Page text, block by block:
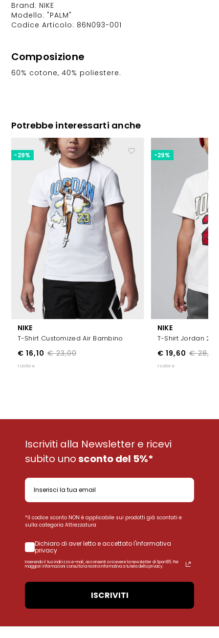
Brand: NIKE
Modello: "PALM"
Codice Articolo: 86N093-001
Composizione
60% cotone, 40% poliestere.
Potrebbe interessarti anche
NIKE
T-Shirt Customized Air Bambino
€ 23,00
€ 16,10
-29%
1 colore
NIKE
T-Shirt Jordan 23
€ 28,00
€ 19,60
-29%
1 colore
Iscriviti alla Newsletter e ricevi
subito unosconto del 5%*
*Il codice sconto NON è applicabile sui prodotti già scontati e
sulla categoria Attrezzatura
Dichiaro di aver letto e accettato l'informativa
privacy
Inserendo il tuo indirizzo e-mail, acconsenti a ricevere la newsletter di Sport85. Per
maggiori informazioni consulta la nostra Informativa a tutela della privacy.
ISCRIVITI